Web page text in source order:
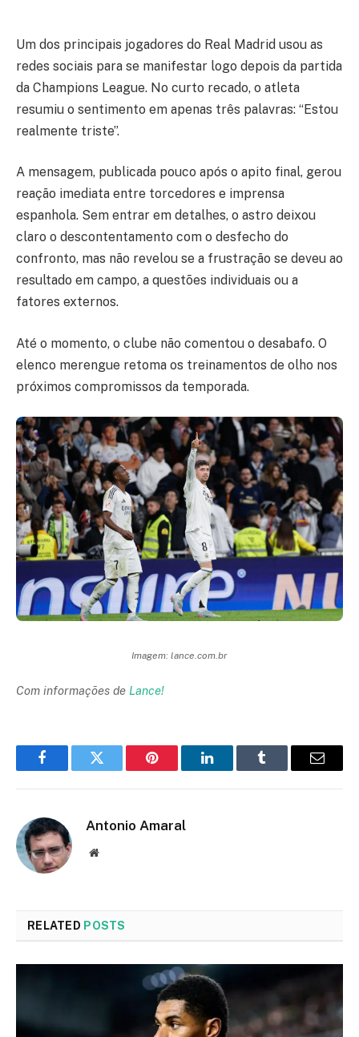
Um dos principais jogadores do Real Madrid usou as
redes sociais para se manifestar logo depois da partida
da Champions League. No curto recado, o atleta
resumiu o sentimento em apenas três palavras: “Estou
realmente triste”.
A mensagem, publicada pouco após o apito final, gerou
reação imediata entre torcedores e imprensa
espanhola. Sem entrar em detalhes, o astro deixou
claro o descontentamento com o desfecho do
confronto, mas não revelou se a frustração se deveu ao
resultado em campo, a questões individuais ou a
fatores externos.
Até o momento, o clube não comentou o desabafo. O
elenco merengue retoma os treinamentos de olho nos
próximos compromissos da temporada.
Imagem: lance.com.br
Com informações de Lance!
FacebookTwitter Pinterest LinkedInTumblr Email
Antonio Amaral
Website
RELATED POSTS